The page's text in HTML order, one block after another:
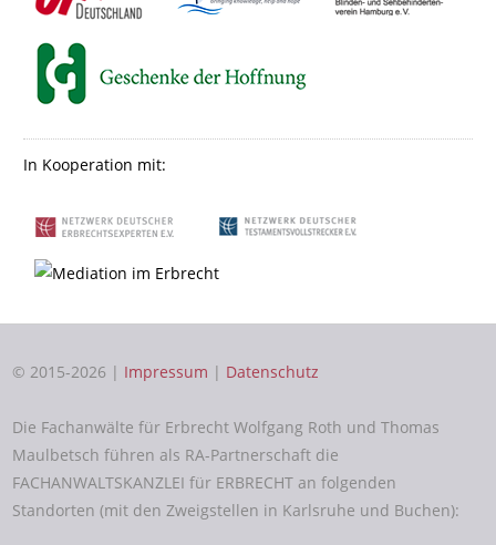
In Kooperation mit:
© 2015-2026 | Impressum | Datenschutz
Die Fachanwälte für Erbrecht Wolfgang Roth und Thomas
Maulbetsch führen als RA-Partnerschaft die
FACHANWALTSKANZLEI für ERBRECHT an folgenden
Standorten (mit den Zweigstellen in Karlsruhe und Buchen):